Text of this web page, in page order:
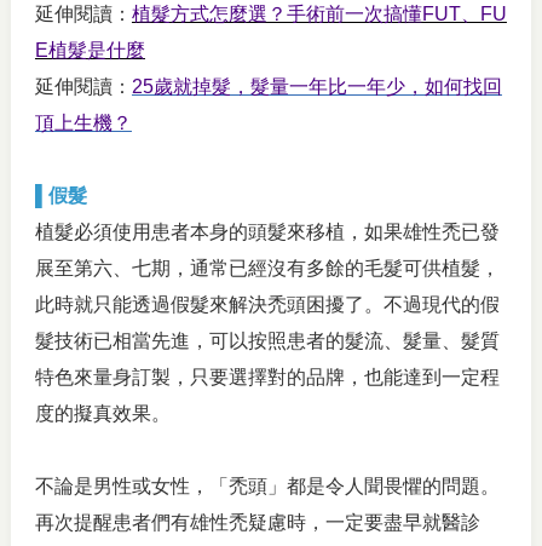
延伸閱讀： 植髮方式怎麼選？手術前一次搞懂FUT、FU
E植髮是什麼
延伸閱讀： 25歲就掉髮，髮量一年比一年少，如何找回
頂上生機？
▌假髮
植髮必須使用患者本身的頭髮來移植，如果雄性禿已發
展至第六、七期，通常已經沒有多餘的毛髮可供植髮，
此時就只能透過假髮來解決禿頭困擾了。不過現代的假
髮技術已相當先進，可以按照患者的髮流、髮量、髮質
特色來量身訂製，只要選擇對的品牌，也能達到一定程
度的擬真效果。
不論是男性或女性，「禿頭」都是令人聞畏懼的問題。
再次提醒患者們有雄性禿疑慮時，一定要盡早就醫診